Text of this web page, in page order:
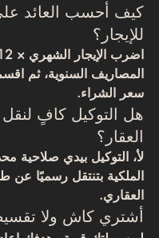
كيف أحسب العائد
للإيجار؟
المصاريف السنوية، ثم
سعر الشراء.
هل التوكيل كافٍ لنقل
العقار؟
لأ، التوكيل بيدي صلاحية
الملكية بتنتقل رسميًا عن
العقاري.
أشتري كاش ولا